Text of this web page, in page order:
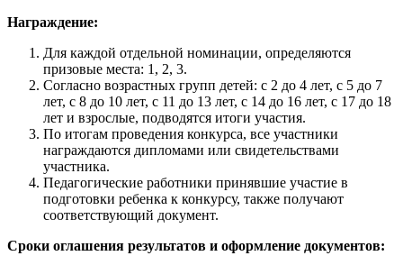
Награждение:
Для каждой отдельной номинации, определяются
призовые места: 1, 2, 3.
Согласно возрастных групп детей: с 2 до 4 лет, с 5 до 7
лет, с 8 до 10 лет, с 11 до 13 лет, с 14 до 16 лет, с 17 до 18
лет и взрослые, подводятся итоги участия.
По итогам проведения конкурса, все участники
награждаются дипломами или свидетельствами
участника.
Педагогические работники принявшие участие в
подготовки ребенка к конкурсу, также получают
соответствующий документ.
Сроки оглашения результатов и оформление документов: